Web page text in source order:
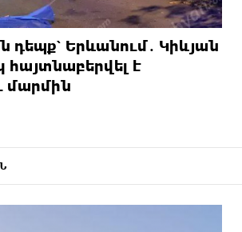
դեպք՝ Երևանում․ Կիևյան
է
մարմին